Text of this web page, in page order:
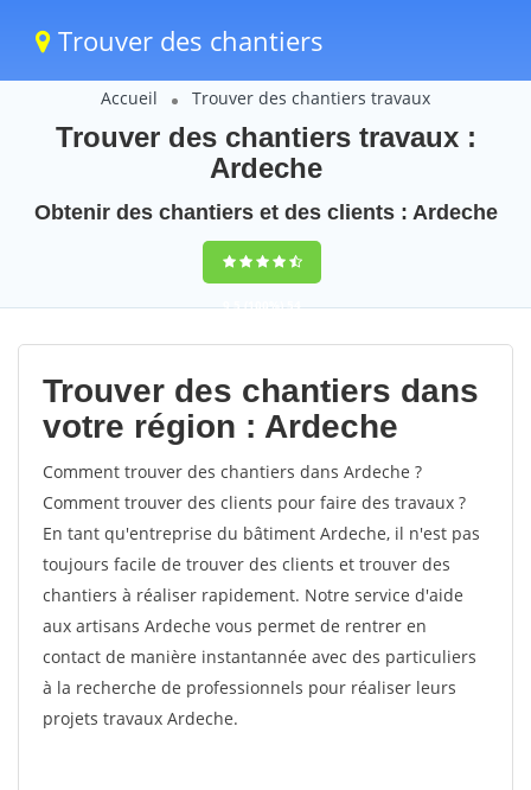
Trouver des chantiers
Accueil Trouver des chantiers travaux
Trouver des chantiers travaux :
Ardeche
Obtenir des chantiers et des clients : Ardeche
9,5(100%)54
votes
Trouver des chantiers dans
votre région : Ardeche
Comment trouver des chantiers dans Ardeche ?
Comment trouver des clients pour faire des travaux ?
En tant qu'entreprise du bâtiment Ardeche, il n'est pas
toujours facile de trouver des clients et trouver des
chantiers à réaliser rapidement. Notre service d'aide
aux artisans Ardeche vous permet de rentrer en
contact de manière instantannée avec des particuliers
à la recherche de professionnels pour réaliser leurs
projets travaux Ardeche.